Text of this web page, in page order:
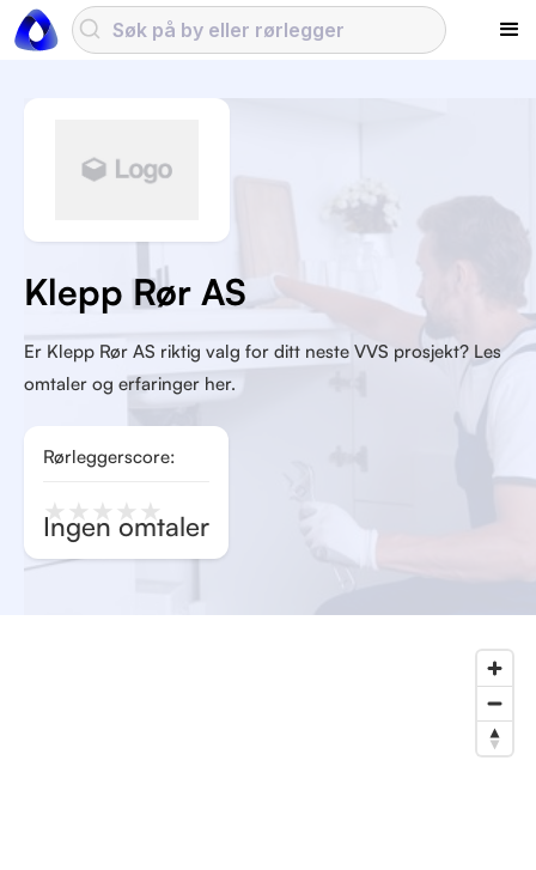
Rørleggerscore:
★ ★ ★ ★ ★
Ingen omtaler
Er Klepp Rør AS riktig valg for ditt neste VVS prosjekt? Les
omtaler og erfaringer her.
Klepp Rør AS